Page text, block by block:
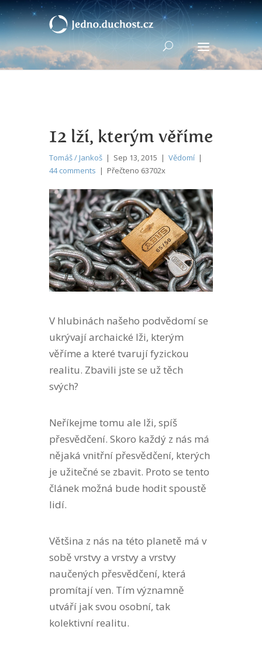
12 lží, kterým věříme
Tomáš / Jankoš | Sep 13, 2015 | Vědomí |
44 comments | Přečteno 63702x
V hlubinách našeho podvědomí se
ukrývají archaické lži, kterým
věříme a které tvarují fyzickou
realitu. Zbavili jste se už těch
svých?
Neříkejme tomu ale lži, spíš
přesvědčení. Skoro každý z nás má
nějaká vnitřní přesvědčení, kterých
je užitečné se zbavit. Proto se tento
článek možná bude hodit spoustě
lidí.
Většina z nás na této planetě má v
sobě vrstvy a vrstvy a vrstvy
naučených přesvědčení, která
promítají ven. Tím významně
utváří jak svou osobní, tak
kolektivní realitu.